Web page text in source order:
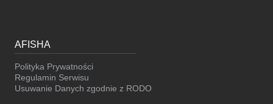
AFISHA
Polityka Prywatności
Regulamin Serwisu
Usuwanie Danych zgodnie z RODO